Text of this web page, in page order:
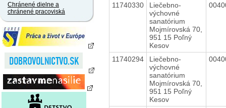
Chránené dielne a
chránené pracoviská
11740330
Liečebno-
výchovné
sanatórium
Mojmírovská 70,
951 15 Poľný
Kesov
11740294
Liečebno-
výchovné
sanatórium
Mojmírovská 70,
951 15 Poľný
Kesov